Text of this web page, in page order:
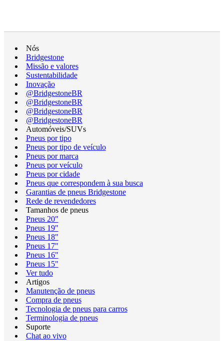
Nós
Bridgestone
Missão e valores
Sustentabilidade
Inovação
@BridgestoneBR
@BridgestoneBR
@BridgestoneBR
@BridgestoneBR
Automóveis/SUVs
Pneus por tipo
Pneus por tipo de veículo
Pneus por marca
Pneus por veículo
Pneus por cidade
Pneus que correspondem à sua busca
Garantias de pneus Bridgestone
Rede de revendedores
Tamanhos de pneus
Pneus 20"
Pneus 19"
Pneus 18"
Pneus 17"
Pneus 16"
Pneus 15"
Ver tudo
Artigos
Manutenção de pneus
Compra de pneus
Tecnologia de pneus para carros
Terminologia de pneus
Suporte
Chat ao vivo